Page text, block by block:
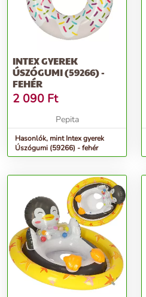
INTEX GYEREK
ÚSZÓGUMI (59266) -
FEHÉR
2 090 Ft
Pepita
Hasonlók, mint Intex gyerek
Úszógumi (59266) - fehér